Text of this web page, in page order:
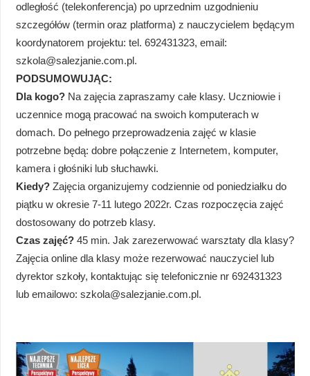
odległość (telekonferencja) po uprzednim uzgodnieniu
szczegółów (termin oraz platforma) z nauczycielem będącym
koordynatorem projektu: tel. 692431323, email:
szkola@salezjanie.com.pl.
PODSUMOWUJĄC:
Dla kogo?Na zajęcia zapraszamy całe klasy. Uczniowie i
uczennice mogą pracować na swoich komputerach w
domach. Do pełnego przeprowadzenia zajęć w klasie
potrzebne będą: dobre połączenie z Internetem, komputer,
kamera i głośniki lub słuchawki.
Kiedy?Zajęcia organizujemy codziennie od poniedziałku do
piątku w okresie 7-11 lutego 2022r. Czas rozpoczęcia zajęć
dostosowany do potrzeb klasy.
Czas zajęć?45 min. Jak zarezerwować warsztaty dla klasy?
Zajęcia online dla klasy może rezerwować nauczyciel lub
dyrektor szkoły, kontaktując się telefonicznie nr 692431323
lub emailowo: szkola@salezjanie.com.pl.